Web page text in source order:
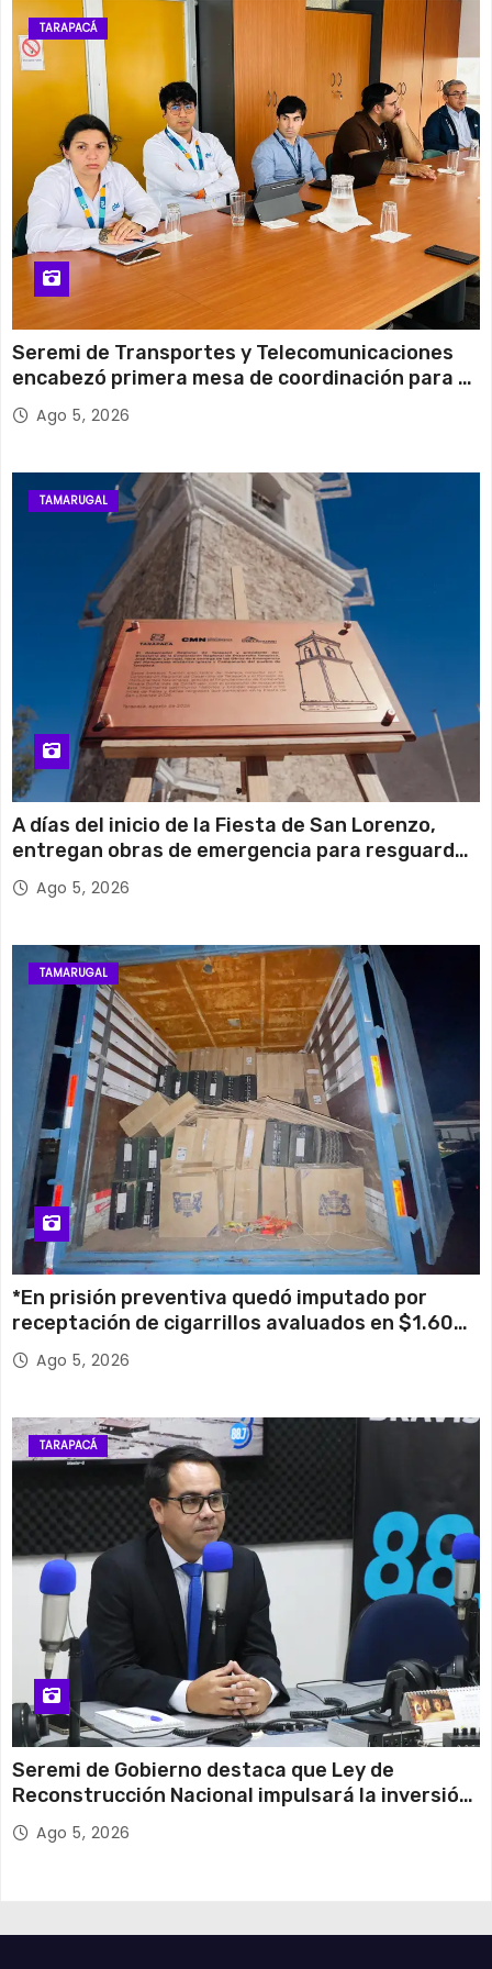
13 de agosto
Jueves 29°C
14 de agosto
Viernes 29°C
TARAPACÁ
Seremi de Transportes y Telecomunicaciones
encabezó primera mesa de coordinación para el
retiro de cables en desuso en Iquique
Ago 5, 2026
TAMARUGAL
A días del inicio de la Fiesta de San Lorenzo,
entregan obras de emergencia para resguardar
su histórico campanario
Ago 5, 2026
TAMARUGAL
*En prisión preventiva quedó imputado por
receptación de cigarrillos avaluados en $1.600
millones*
Ago 5, 2026
TARAPACÁ
Seremi de Gobierno destaca que Ley de
Reconstrucción Nacional impulsará la inversión
y el empleo en Tarapacá
Ago 5, 2026